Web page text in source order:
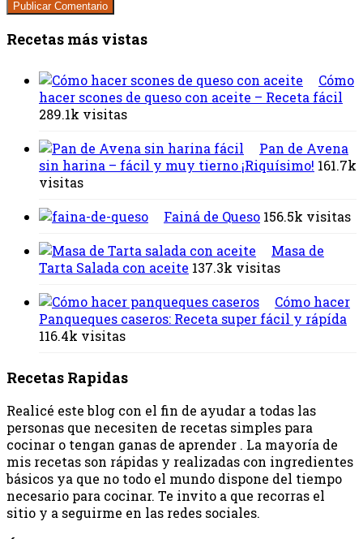
Recetas más vistas
Cómo
hacer scones de queso con aceite – Receta fácil
289.1k visitas
Pan de Avena
sin harina – fácil y muy tierno ¡Riquísimo! 161.7k
visitas
Fainá de Queso 156.5k visitas
Masa de
Tarta Salada con aceite 137.3k visitas
Cómo hacer
Panqueques caseros: Receta super fácil y rápída
116.4k visitas
Recetas Rapidas
Realicé este blog con el fin de ayudar a todas las
personas que necesiten de recetas simples para
cocinar o tengan ganas de aprender . La mayoría de
mis recetas son rápidas y realizadas con ingredientes
básicos ya que no todo el mundo dispone del tiempo
necesario para cocinar. Te invito a que recorras el
sitio y a seguirme en las redes sociales.